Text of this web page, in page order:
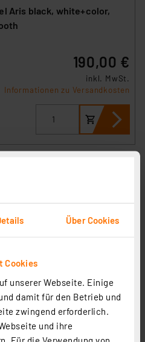
Über Cookies
Cookies
unserer Webseite. Einige
damit für den Betrieb und
zwingend erforderlich.
und ihre
Für die Verwendung von
Aris black, white+color,
190,00 €
inkl. MwSt.
Informationen zu Versandkosten
Informationen zu Versandkosten